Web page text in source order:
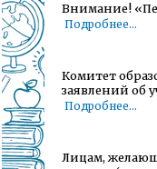
Внимание!
Подробнее...
Комитет
заявлений об
Подробнее...
Лицам,